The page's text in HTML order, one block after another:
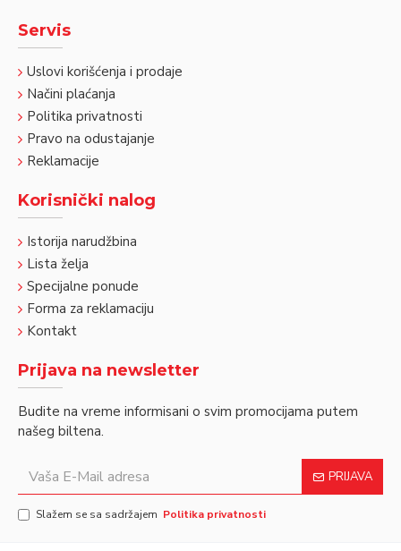
Servis
Uslovi korišćenja i prodaje
Načini plaćanja
Politika privatnosti
Pravo na odustajanje
Reklamacije
Korisnički nalog
Istorija narudžbina
Lista želja
Specijalne ponude
Forma za reklamaciju
Kontakt
Prijava na newsletter
Budite na vreme informisani o svim promocijama putem
našeg biltena.
PRIJAVA
Slažem se sa sadržajem Politika privatnosti